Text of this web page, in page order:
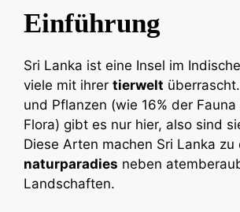
Einführung
Sri Lanka ist eine Insel im
viele mit ihrer tierwelt
und Pflanzen (wie 16% der
Flora) gibt es nur hier, also sind
Diese Arten machen Sri Lanka zu
naturparadies neben
Landschaften.